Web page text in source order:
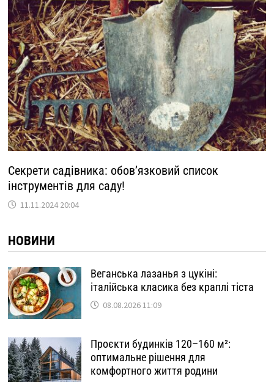
Секрети садівника: обов’язковий список
інструментів для саду!
11.11.2024 20:04
НОВИНИ
Веганська лазанья з цукіні:
італійська класика без краплі тіста
08.08.2026 11:09
Проєкти будинків 120–160 м²:
оптимальне рішення для
комфортного життя родини